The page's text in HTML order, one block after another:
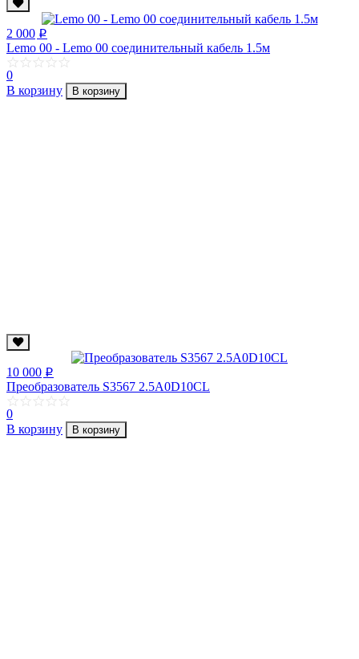
2 000 p
Lemo 00 - Lemo 00 соединительный кабель 1.5м
0
В корзину
В корзину
10 000 p
Преобразователь S3567 2.5A0D10CL
0
В корзину
В корзину